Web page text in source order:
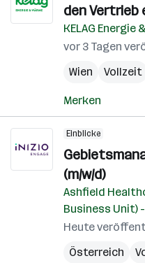
den Vertrieb
KELAG Energie
vor 3 Tagen
Wien
Vollzeit
Merken
Einblicke
(m/w/d)
Ashfield
Business Unit)
Heute
Österreich